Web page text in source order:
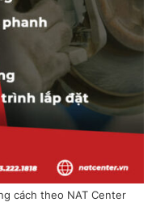
cách theo NAT Center